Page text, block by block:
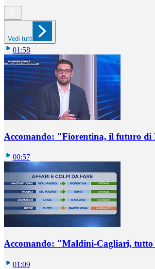
Vedi tutti
01:58
Accomando: "Fiorentina, il futuro di
00:57
Accomando: "Maldini-Cagliari,
01:09